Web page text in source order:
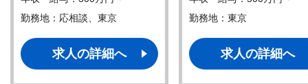
勤務地：応相談、東京
求人の詳細へ
勤務地：東京
求人の詳細へ